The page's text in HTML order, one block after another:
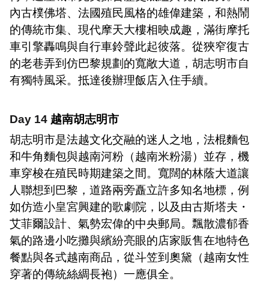
內古樸佛塔、法國殖民風格的雄偉建築，和熱鬧
的傳統市集、現代摩天大樓相映成趣，滿街摩托
車引擎轟鳴與自行車鈴聲此起彼落。從狹窄復古
的老巷弄到仿巴黎規劃的寬敞大道，胡志明市自
有獨特風采。抵達後辦理飯店入住手續。
Day 14 越南胡志明市
胡志明市是法越文化交融的迷人之地，法棍麵包
和牛角麵包與越南河粉（越南米粉湯）並存，機
車穿梭在殖民時期建築之間。寬闊的林蔭大道讓
人聯想到巴黎，道路兩旁矗立許多知名地標，例
如仿造小皇宮興建的歌劇院，以及由古斯塔夫・
艾菲爾設計、氣勢宏偉的中央郵局。飄散濃郁香
氣的路邊小吃攤與繽紛亮眼的店家販售在地特色
餐點與各式越南商品，從斗笠到奧黛（越南女性
穿著的傳統絲綢長袍）一應俱全。